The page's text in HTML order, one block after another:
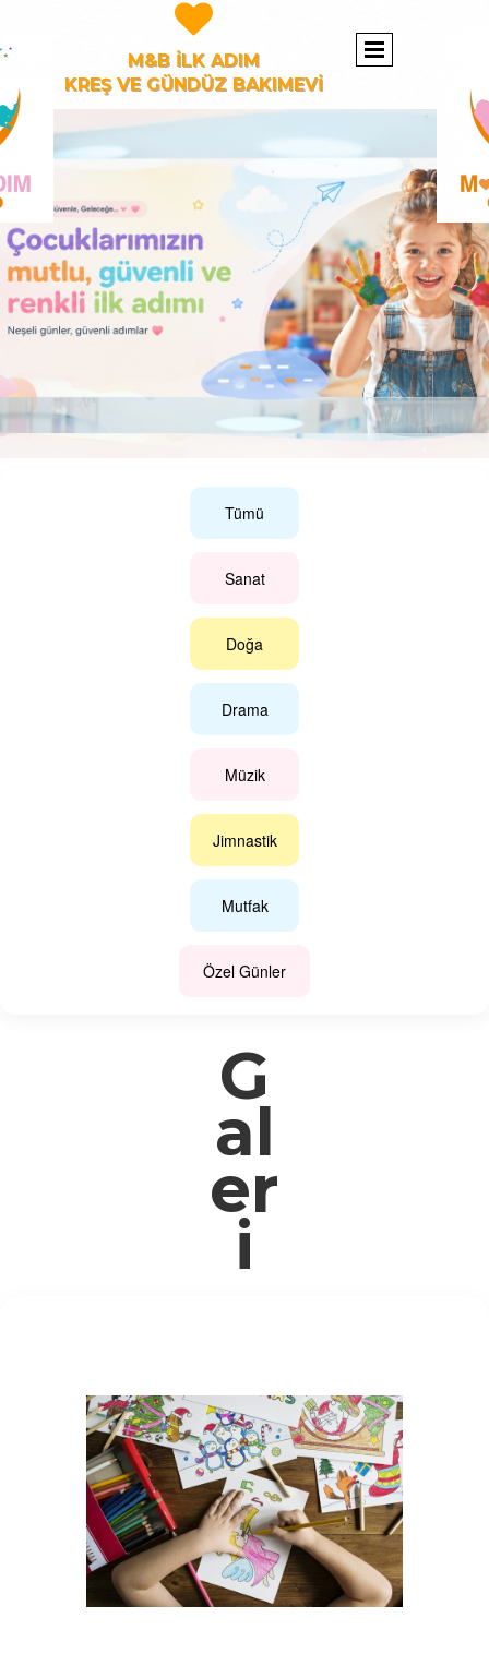

M&B İLK ADIM
KREŞ VE GÜNDÜZ BAKIMEVİ
Tümü
Sanat
Doğa
Drama
Müzik
Jimnastik
Mutfak
Özel Günler
G
al
er
i